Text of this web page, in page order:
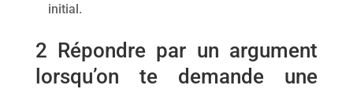
initial.
2 Répondre par un argument
lorsqu’on te demande une